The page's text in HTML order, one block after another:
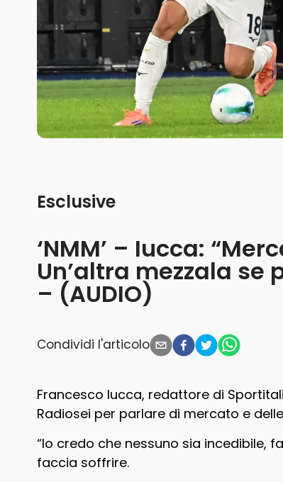
‘NMM’ – Iucca:
Un’altra mezzala se
– (AUDIO)
Esclusive
Condividi l'articolo
Francesco Iucca, redattore di
Radiosei per parlare di mercato e
“Io credo che nessuno sia incedibile,
faccia soffrire.